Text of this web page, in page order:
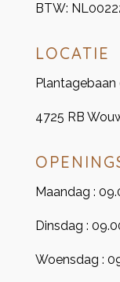
BTW:
LOCATIE
Plantagebaan
4725 RB
Maandag :
Dinsdag :
Woensdag :